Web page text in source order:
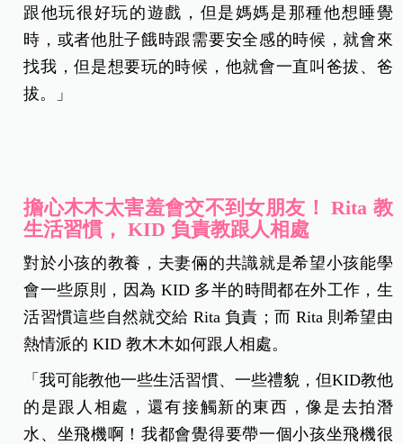
跟他玩很好玩的遊戲，但是媽媽是那種他想睡覺
時，或者他肚子餓時跟需要安全感的時候，就會來
找我，但是想要玩的時候，他就會一直叫爸拔、爸
拔。」
擔心木木太害羞會交不到女朋友！ Rita 教
生活習慣， KID 負責教跟人相處
對於小孩的教養，夫妻倆的共識就是希望小孩能學
會一些原則，因為 KID 多半的時間都在外工作，生
活習慣這些自然就交給 Rita 負責；而 Rita 則希望由
熱情派的 KID 教木木如何跟人相處。
「我可能教他一些生活習慣、一些禮貌，但KID教他
的是跟人相處，還有接觸新的東西，像是去拍潛
水、坐飛機啊！我都會覺得要帶一個小孩坐飛機很